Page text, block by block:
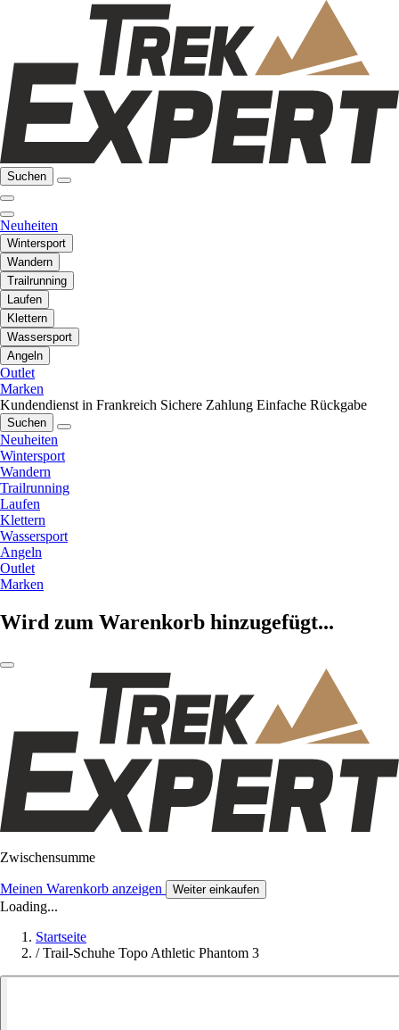
Suchen
Neuheiten
Wintersport
Wandern
Trailrunning
Laufen
Klettern
Wassersport
Angeln
Outlet
Marken
Kundendienst in Frankreich Sichere Zahlung Einfache Rückgabe
Suchen
Neuheiten
Wintersport
Wandern
Trailrunning
Laufen
Klettern
Wassersport
Angeln
Outlet
Marken
Wird zum Warenkorb hinzugefügt...
Zwischensumme
Meinen Warenkorb anzeigen Weiter einkaufen
Loading...
Startseite
/ Trail-Schuhe Topo Athletic Phantom 3